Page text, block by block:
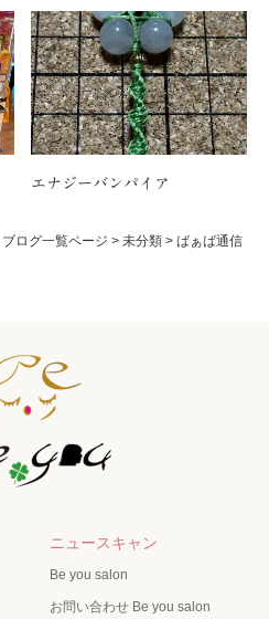
エナジーバンパイア
ブログ一覧ページ > 未分類 > ばぁば通信
ニュースキャン
Be you salon
お問い合わせ Be you salon